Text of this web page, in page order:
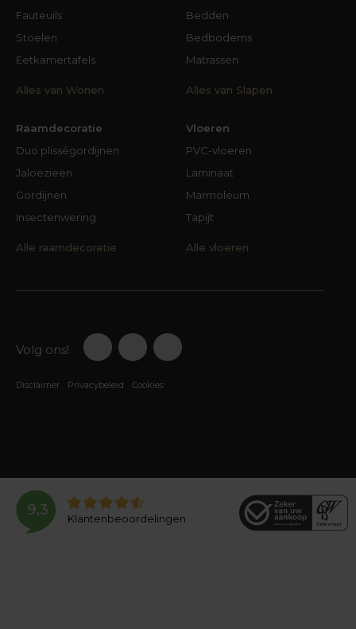
Fauteuils
Stoelen
Eetkamertafels
Alles van Wonen
Bedden
Bedbodems
Matrassen
Alles van Slapen
Raamdecoratie
Duo plisségordijnen
Jaloezieën
Gordijnen
Insectenwering
Alle raamdecoratie
Vloeren
PVC-vloeren
Laminaat
Marmoleum
Tapijt
Alle vloeren
Volg ons!
Disclaimer Privacybeleid Cookies
9,3
Klantenbeoordelingen